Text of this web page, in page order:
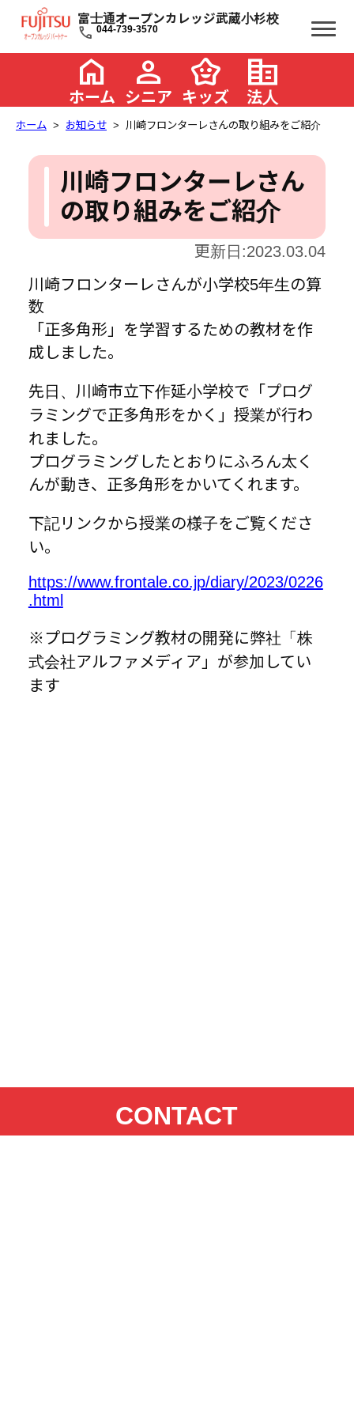
富士通オープンカレッジ武蔵小杉校
call 044-739-3570
home
ホーム
person
シニア
family_star
キッズ
corporate_fare
法人
ホーム お知らせ 川崎フロンターレさんの取り組みをご紹介
川崎フロンターレさん
の取り組みをご紹介
更新日:2023.03.04
川崎フロンターレさんが小学校5年生の算
数
「正多角形」を学習するための教材を作
成しました。
先日、川崎市立下作延小学校で「プログ
ラミングで正多角形をかく」授業が行わ
れました。
プログラミングしたとおりにふろん太く
んが動き、正多角形をかいてくれます。
下記リンクから授業の様子をご覧くださ
い。
https://www.frontale.co.jp/diary/2023/0226
.html
※プログラミング教材の開発に弊社「株
式会社アルファメディア」が参加してい
ます
CONTACT